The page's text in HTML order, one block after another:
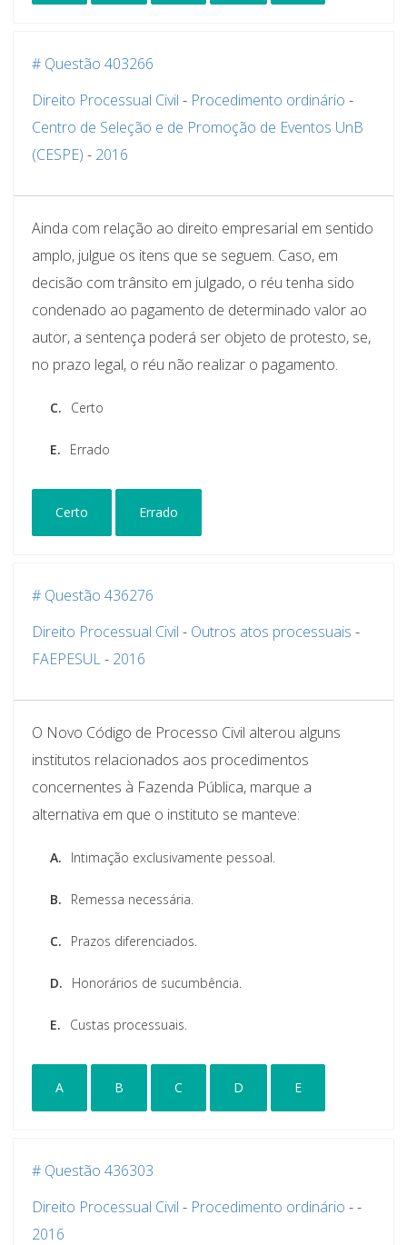
# Questão 403266
Direito Processual Civil - Procedimento ordinário -
Centro de Seleção e de Promoção de Eventos UnB
(CESPE) - 2016
Ainda com relação ao direito empresarial em sentido
amplo, julgue os itens que se seguem. Caso, em
decisão com trânsito em julgado, o réu tenha sido
condenado ao pagamento de determinado valor ao
autor, a sentença poderá ser objeto de protesto, se,
no prazo legal, o réu não realizar o pagamento.
C. Certo
E. Errado
Certo Errado
# Questão 436276
Direito Processual Civil - Outros atos processuais -
FAEPESUL- 2016
O Novo Código de Processo Civil alterou alguns
institutos relacionados aos procedimentos
concernentes à Fazenda Pública, marque a
alternativa em que o instituto se manteve:
A. Intimação exclusivamente pessoal.
B. Remessa necessária.
C. Prazos diferenciados.
D. Honorários de sucumbência.
E. Custas processuais.
A B C D E
# Questão 436303
Direito Processual Civil - Procedimento ordinário --
2016